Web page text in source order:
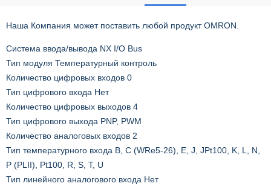
Наша Компания может поставить любой продукт OMRON.
Система ввода/вывода NX I/O Bus
Тип модуля Температурный контроль
Количество цифровых входов 0
Тип цифрового входа Нет
Количество цифровых выходов 4
Тип цифрового выхода PNP, PWM
Количество аналоговых входов 2
Тип температурного входа B, C (WRe5-26), E, J, JPt100, K, L, N,
P (PLII), Pt100, R, S, T, U
Тип линейного аналогового входа Нет